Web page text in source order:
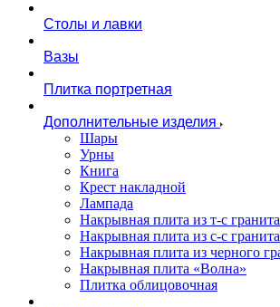
Столы и лавки
Вазы
Плитка портретная
Дополнительные изделия
Шары
Урны
Книга
Крест накладной
Лампада
Накрывная плита из т-с гранита
Накрывная плита из с-с гранита
Накрывная плита из черного
Накрывная плита «Волна»
Плитка облицовочная